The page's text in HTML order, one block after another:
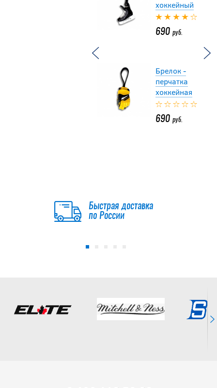
хоккейный
690 руб.
Брелок -
перчатка
хоккейная
690 руб.
Быстрая доставка
по России